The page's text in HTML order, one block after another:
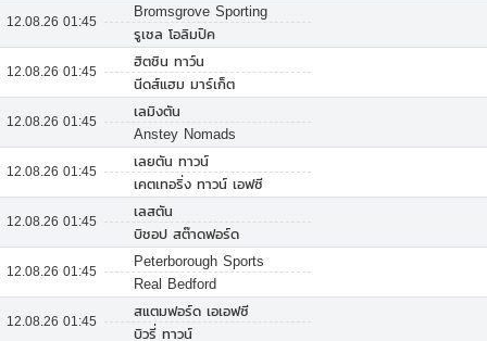
12.08.26 01:45
Bromsgrove Sporting
รูเชล โอลิมปิค
12.08.26 01:45
ฮิตชิน ทาว์น
นีดส์แฮม มาร์เก็ต
12.08.26 01:45
เลมิงตัน
Anstey Nomads
12.08.26 01:45
เลยตัน ทาวน์
เคตเทอริ่ง ทาวน์ เอฟซี
12.08.26 01:45
เลสตัน
บิชอป สต๊าดฟอร์ด
12.08.26 01:45
Peterborough Sports
Real Bedford
12.08.26 01:45
สแตมฟอร์ด เอเอฟซี
บิวรี่ ทาวน์